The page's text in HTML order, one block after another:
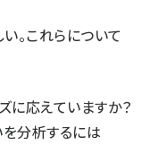
。これらについて
に応えていますか？
分析するには